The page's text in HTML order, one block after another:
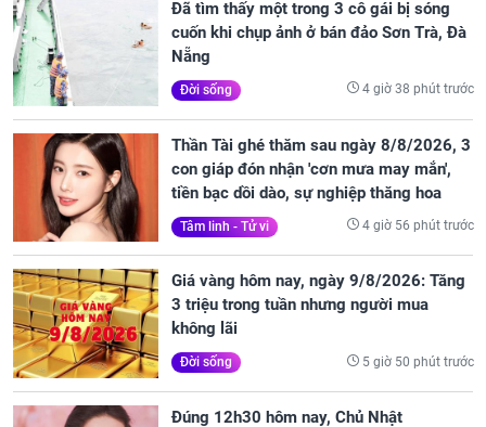
Đã tìm thấy một trong 3 cô gái bị sóng
cuốn khi chụp ảnh ở bán đảo Sơn Trà, Đà
Nẵng
Đời sống 4 giờ 38 phút trước
Thần Tài ghé thăm sau ngày 8/8/2026, 3
con giáp đón nhận 'cơn mưa may mắn',
tiền bạc dồi dào, sự nghiệp thăng hoa
Tâm linh - Tử vi 4 giờ 56 phút trước
Giá vàng hôm nay, ngày 9/8/2026: Tăng
3 triệu trong tuần nhưng người mua
không lãi
Đời sống 5 giờ 50 phút trước
Đúng 12h30 hôm nay, Chủ Nhật